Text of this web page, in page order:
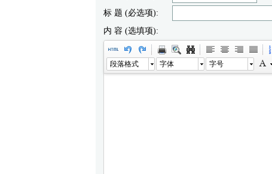
标 题 (必选项):
内 容 (选填项):
段落格式 字体 字号